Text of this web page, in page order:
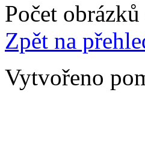
Počet
Zpět na
Vytvořeno